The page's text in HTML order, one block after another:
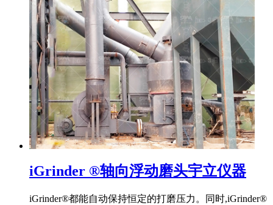
iGrinder ®轴向浮动磨头宇立仪器
iGrinder®都能自动保持恒定的打磨压力。同时,iGrinder®